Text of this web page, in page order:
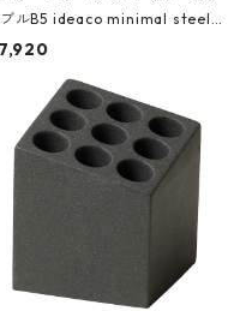
ルB5 ideaco minimal steel f
WALL Table B5 ネイビー